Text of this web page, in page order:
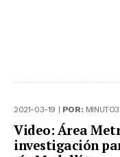
2021-03-19 | POR:
Video: Área
investigación